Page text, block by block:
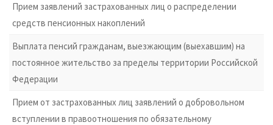
Прием заявлений застрахованных лиц о распределении
средств пенсионных накоплений
Выплата пенсий гражданам, выезжающим (выехавшим) на
постоянное жительство за пределы территории Российской
Федерации
Прием от застрахованных лиц заявлений о добровольном
вступлении в правоотношения по обязательному